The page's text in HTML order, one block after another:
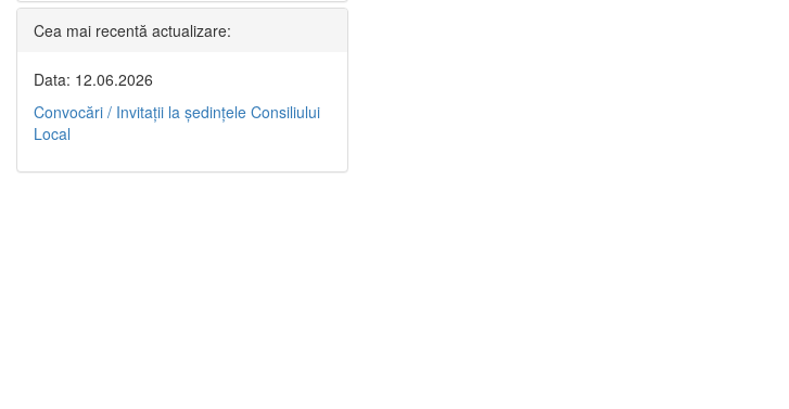
Cea mai recentă actualizare:
Data: 12.06.2026
Convocări / Invitaţii la şedinţele Consiliului
Local